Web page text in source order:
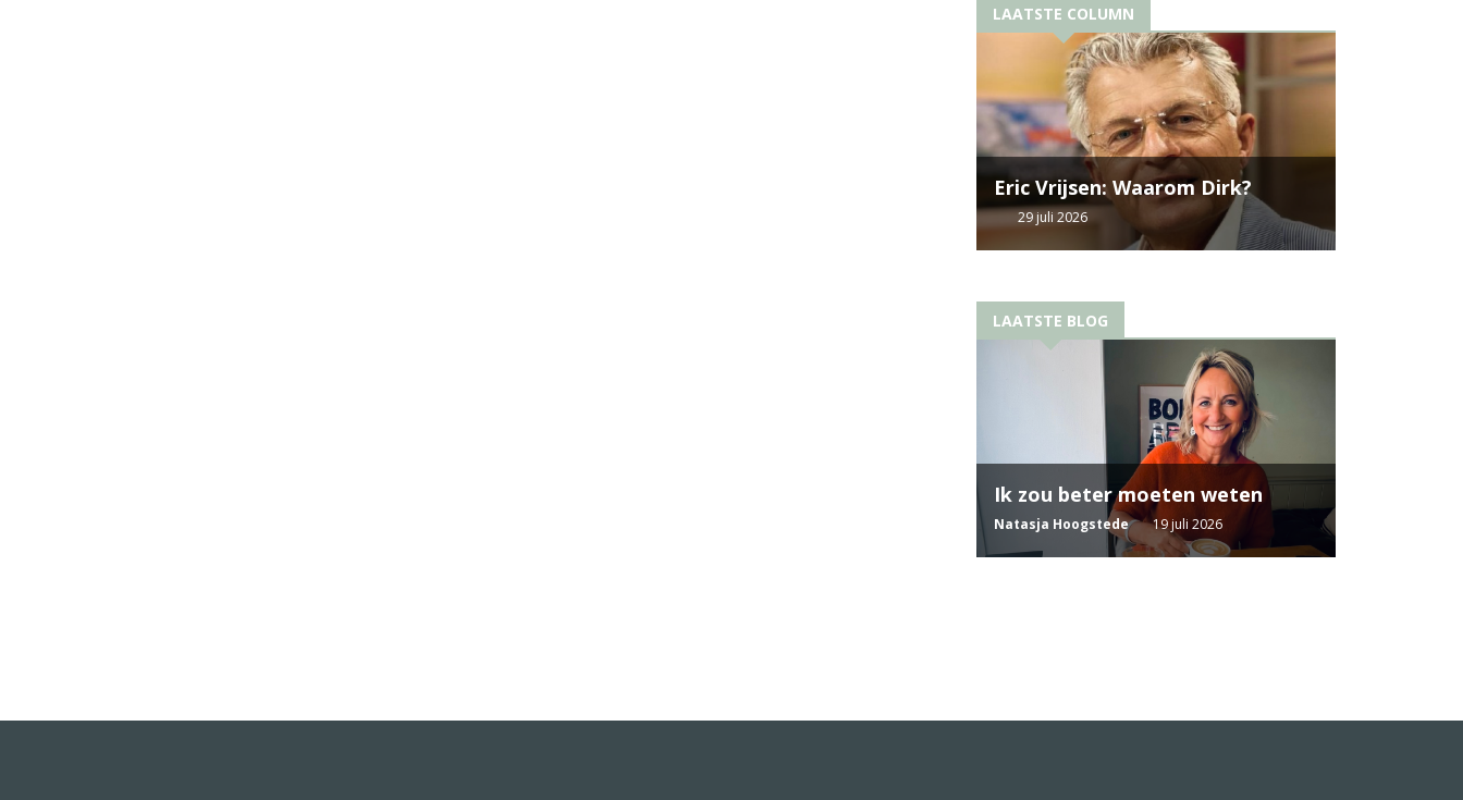
LAATSTE COLUMN
Eric Vrijsen: Waarom Dirk?
29 juli 2026
LAATSTE BLOG
Ik zou beter moeten weten
Natasja Hoogstede 19 juli 2026